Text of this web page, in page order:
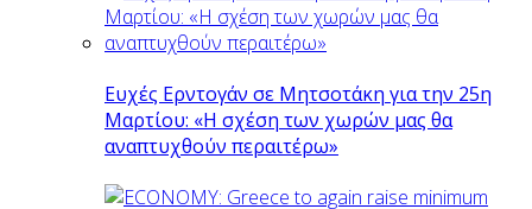
Ευχές Ερντογάν σε Μητσοτάκη για την 25η
Μαρτίου: «Η σχέση των χωρών μας θα
αναπτυχθούν περαιτέρω»